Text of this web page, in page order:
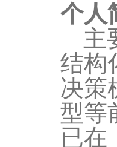
个人
主
结构
决策
型等
已在